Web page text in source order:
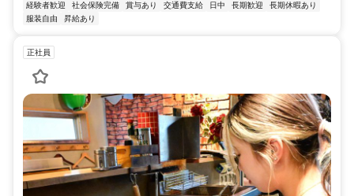
経験者歓迎
社会保険完備 賞与あり 交通費支給 日中 長期歓迎
長期休暇あり
服装自由
昇給あり
正社員